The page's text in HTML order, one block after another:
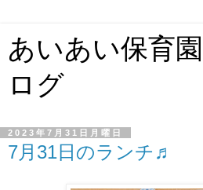
あいあい保育
ログ
2023年7月31日月曜日
7月31日のランチ♬